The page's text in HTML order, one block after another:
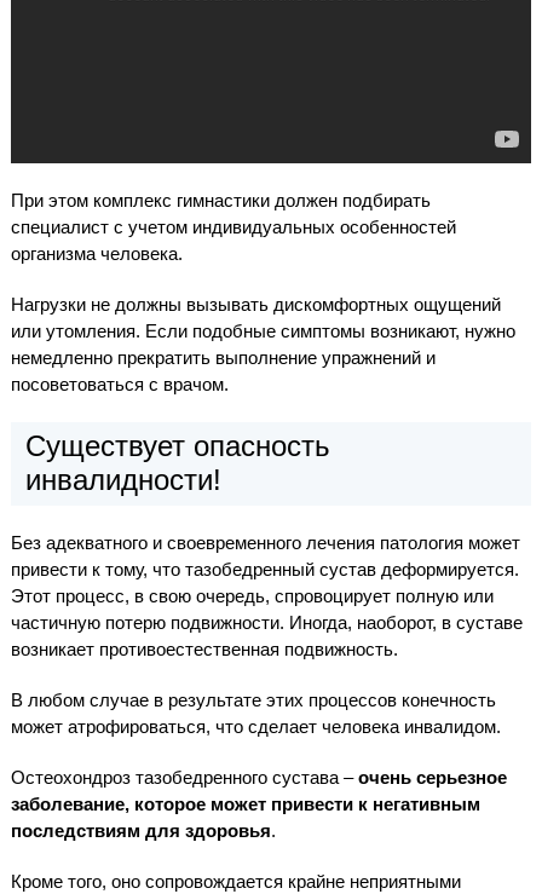
При этом комплекс гимнастики должен подбирать
специалист с учетом индивидуальных особенностей
организма человека.
Нагрузки не должны вызывать дискомфортных ощущений
или утомления. Если подобные симптомы возникают, нужно
немедленно прекратить выполнение упражнений и
посоветоваться с врачом.
Существует опасность
инвалидности!
Без адекватного и своевременного лечения патология может
привести к тому, что тазобедренный сустав деформируется.
Этот процесс, в свою очередь, спровоцирует полную или
частичную потерю подвижности. Иногда, наоборот, в суставе
возникает противоестественная подвижность.
В любом случае в результате этих процессов конечность
может атрофироваться, что сделает человека инвалидом.
Остеохондроз тазобедренного сустава –очень серьезное
заболевание, которое может привести к негативным
последствиям для здоровья.
Кроме того, оно сопровождается крайне неприятными